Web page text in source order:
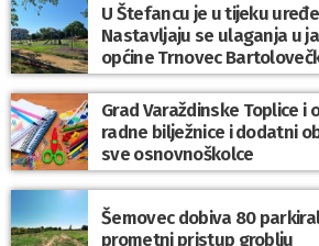
U Štefancu je u tijeku
Nastavljaju se ulaganja u
općine Trnovec
Grad Varaždinske Toplice i
radne bilježnice i dodatni
sve osnovnoškolce
Šemovec dobiva 80
prometni pristup groblju